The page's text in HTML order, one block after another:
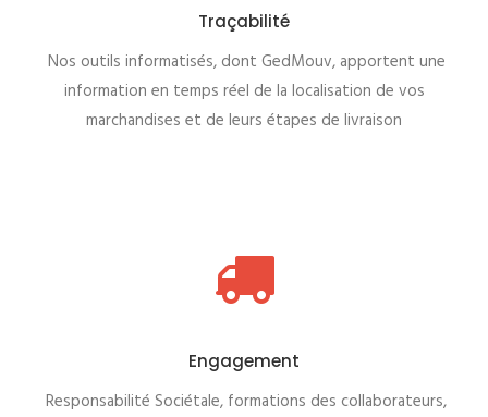
Traçabilité
Nos outils informatisés, dont GedMouv, apportent une
information en temps réel de la localisation de vos
marchandises et de leurs étapes de livraison
Engagement
Responsabilité Sociétale, formations des collaborateurs,